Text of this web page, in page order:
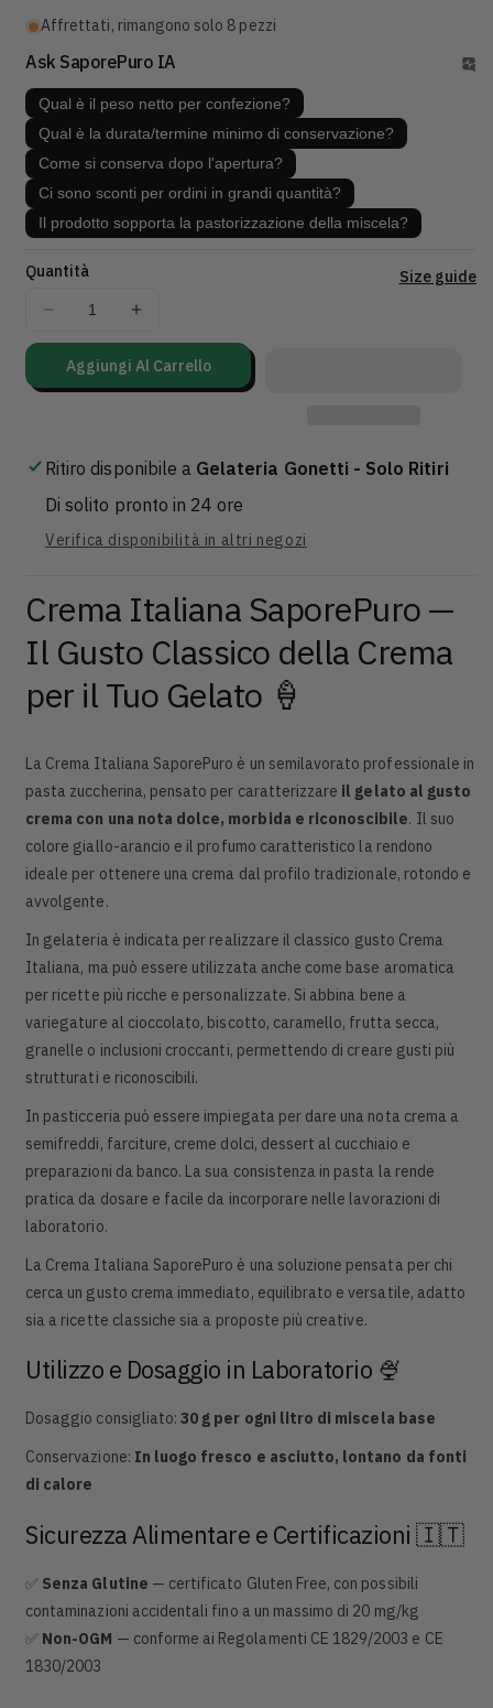
Affrettati, rimangono solo 8 pezzi
Ask SaporePuro IA
Qual è il peso netto per confezione?
Qual è la durata/termine minimo di conservazione?
Come si conserva dopo l'apertura?
Ci sono sconti per ordini in grandi quantità?
Il prodotto sopporta la pastorizzazione della miscela?
Quantità
Diminuisci
quantità
per
Crema
Crema
zuccherina
per
l’aromatizzazione
di
artigianale
al
gusto
di
crema
Aumenta
quantità
per
Crema
Crema
zuccherina
per
l’aromatizzazione
di
artigianale
al
gusto
di
crema
Size guide
Aggiungi Al Carrello
Ritiro disponibile a Gelateria Gonetti - Solo Ritiri
Di solito pronto in 24 ore
Verifica disponibilità in altri negozi
Crema Italiana SaporePuro —
Il Gusto Classico della Crema
per il Tuo Gelato 🍦
La Crema Italiana SaporePuro è un semilavorato professionale in
pasta zuccherina, pensato per caratterizzare il gelato al gusto
crema con una nota dolce, morbida e riconoscibile. Il suo
colore giallo-arancio e il profumo caratteristico la rendono
ideale per ottenere una crema dal profilo tradizionale, rotondo e
avvolgente.
In gelateria è indicata per realizzare il classico gusto Crema
Italiana, ma può essere utilizzata anche come base aromatica
per ricette più ricche e personalizzate. Si abbina bene a
variegature al cioccolato, biscotto, caramello, frutta secca,
granelle o inclusioni croccanti, permettendo di creare gusti più
strutturati e riconoscibili.
In pasticceria può essere impiegata per dare una nota crema a
semifreddi, farciture, creme dolci, dessert al cucchiaio e
preparazioni da banco. La sua consistenza in pasta la rende
pratica da dosare e facile da incorporare nelle lavorazioni di
laboratorio.
La Crema Italiana SaporePuro è una soluzione pensata per chi
cerca un gusto crema immediato, equilibrato e versatile, adatto
sia a ricette classiche sia a proposte più creative.
Utilizzo e Dosaggio in Laboratorio 🍨
Dosaggio consigliato:30 g per ogni litro di miscela base
Conservazione: In luogo fresco e asciutto, lontano da fonti
di calore
Sicurezza Alimentare e Certificazioni 🇮🇹
✅ Senza Glutine — certificato Gluten Free, con possibili
contaminazioni accidentali fino a un massimo di 20 mg/kg
✅ Non-OGM — conforme ai Regolamenti CE 1829/2003 e CE
1830/2003